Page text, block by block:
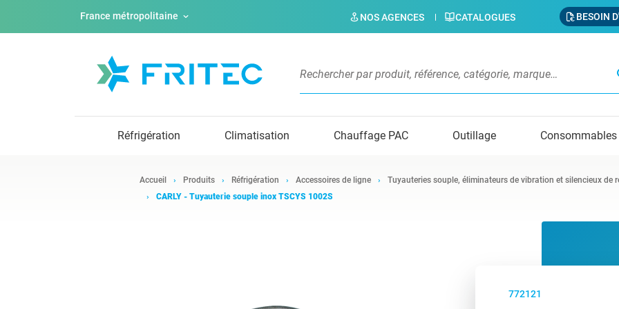
France métropolitaine NOS AGENCES CATALOGUES BESOIN
Réfrigération Climatisation Chauffage PAC Outillage Consommables
Accueil Produits Réfrigération Accessoires de ligne
Tuyauteries souple, éliminateurs de vibration et silencieux de
CARLY - Tuyauterie souple inox TSCYS 1002S
772121